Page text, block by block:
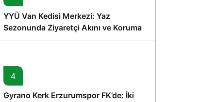
YYÜ Van Kedisi Merkezi: Yaz
Sezonunda Ziyaretçi Akını ve Koruma
Vurgusu
4
Gyrano Kerk Erzurumspor FK’de: İki